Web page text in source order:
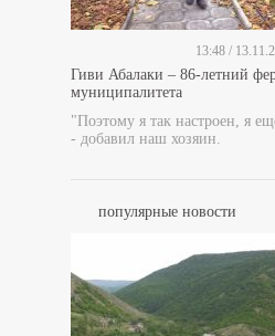
13:48 /
Гиви Абалаки – 86-летний
муниципалитета
"Поэтому я так настроен, я
- добавил наш хозяин.
популярные новости